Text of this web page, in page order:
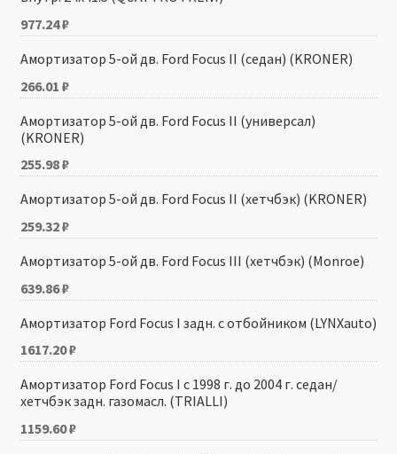
977.24₽
Амортизатор 5-ой дв. Ford Focus II (седан) (KRONER)
266.01 ₽
Амортизатор 5-ой дв. Ford Focus II (универсал)
(KRONER)
255.98₽
Амортизатор 5-ой дв. Ford Focus II (хетчбэк) (KRONER)
259.32₽
Амортизатор 5-ой дв. Ford Focus III (хетчбэк) (Monroe)
639.86₽
Амортизатор Ford Focus I задн. с отбойником (LYNXauto)
1617.20₽
Амортизатор Ford Focus I с 1998 г. до 2004 г. седан/
хетчбэк задн. газомасл. (TRIALLI)
1159.60₽